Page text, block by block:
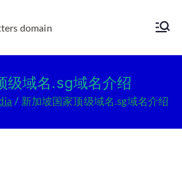
domain
级域名.sg域名介绍
新加坡国家顶级域名.sg域名介绍